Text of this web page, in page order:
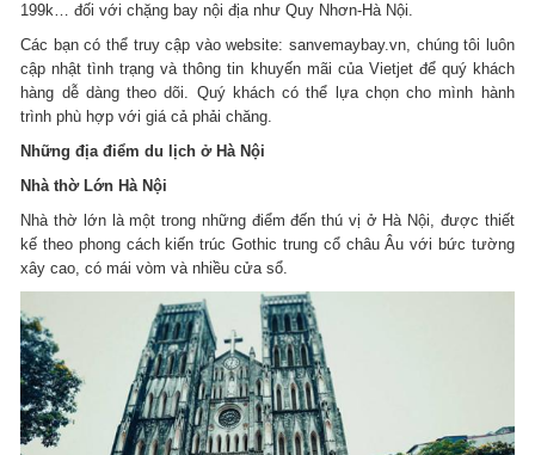
199k… đối với chặng bay nội địa như Quy Nhơn-Hà Nội.
Các bạn có thể truy cập vào website: sanvemaybay.vn, chúng tôi luôn
cập nhật tình trạng và thông tin khuyến mãi của Vietjet để quý khách
hàng dễ dàng theo dõi. Quý khách có thể lựa chọn cho mình hành
trình phù hợp với giá cả phải chăng.
Những địa điểm du lịch ở Hà Nội
Nhà thờ Lớn Hà Nội
Nhà thờ lớn là một trong những điểm đến thú vị ở Hà Nội, được thiết
kế theo phong cách kiến trúc Gothic trung cổ châu Âu với bức tường
xây cao, có mái vòm và nhiều cửa sổ.